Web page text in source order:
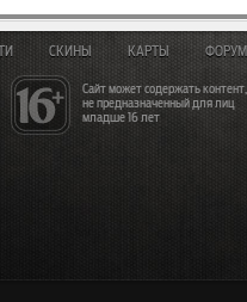
Сайт может содержать контент,
не предназначенный для лиц
младше 16 лет
СКИНЫ КАРТЫ ФОРУМ